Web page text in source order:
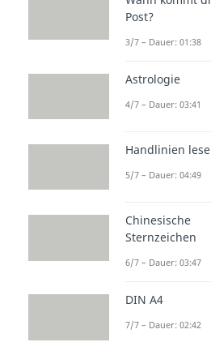
dass du
Kontakte
Wer nicht
Leben
Chancen,
treffen.
Schule
wenig
ausgehst
Menschen
Post?
3/7 – Dauer: 01:38
Astrologie
4/7 – Dauer: 03:41
Handlinien
5/7 – Dauer: 04:49
Chinesische
Sternzeichen
6/7 – Dauer: 03:47
DIN A4
7/7 – Dauer: 02:42